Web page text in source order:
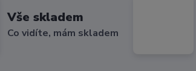
Vše skladem
Co vidíte, mám skladem